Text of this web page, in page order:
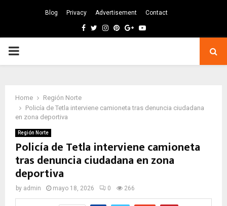
Blog Privacy Advertisement Contact
Facebook
TwitterInstagram
Pinterest
GoogleYoutube
PRIMARY
Home
Región Norte
Policía de Tetla interviene camioneta tras denuncia ciudadana
en zona deportiva
Región Norte
Policía de Tetla interviene camioneta
tras denuncia ciudadana en zona
deportiva
by admin mayo 18, 2026 0 266